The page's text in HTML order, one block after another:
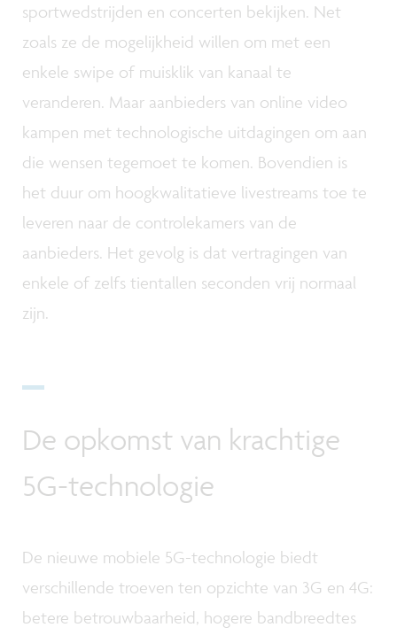
sportwedstrijden en concerten bekijken. Net
zoals ze de mogelijkheid willen om met een
enkele swipe of muisklik van kanaal te
veranderen. Maar aanbieders van online video
kampen met technologische uitdagingen om aan
die wensen tegemoet te komen. Bovendien is
het duur om hoogkwalitatieve livestreams toe te
leveren naar de controlekamers van de
aanbieders. Het gevolg is dat vertragingen van
enkele of zelfs tientallen seconden vrij normaal
zijn.
De opkomst van krachtige
5G-technologie
De nieuwe mobiele 5G-technologie biedt
verschillende troeven ten opzichte van 3G en 4G:
betere betrouwbaarheid, hogere bandbreedtes